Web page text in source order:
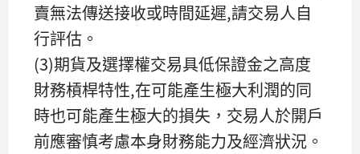
賣無法傳送接收或時間延遲,請交易人自
行評估。
(3)期貨及選擇權交易具低保證金之高度
財務槓桿特性,在可能產生極大利潤的同
時也可能產生極大的損失，交易人於開戶
前應審慎考慮本身財務能力及經濟狀況。